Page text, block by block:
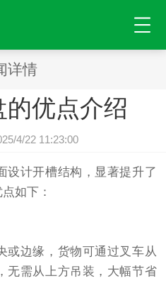
详情
优点介绍
4/22 11:23:00
设计开槽结构，显著提升了
如下：
或边缘，货物可通过叉车从
无需从上方吊装，大幅节省